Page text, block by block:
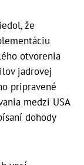
že
otvorenia
jadrovej
pripravené
medzi USA
dohody